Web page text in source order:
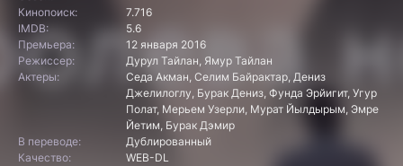
Кинопоиск:
7.716
IMDB:
5.6
Премьера:
12 января 2016
Режиссер:
Дурул Тайлан, Ямур Тайлан
Актеры:
Седа Акман, Селим Байрактар, Дениз
Джелилоглу, Бурак Дениз, Фунда Эрйигит, Угур
Полат, Мерьем Узерли, Мурат Йылдырым, Эмре
Йетим, Бурак Дэмир
В переводе:
Дублированный
Качество:
WEB-DL